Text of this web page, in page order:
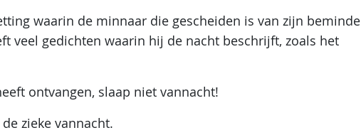
waarin de minnaar die gescheiden is van zijn beminde
veel gedichten waarin hij de nacht beschrijft, zoals het
ontvangen, slaap niet vannacht!
zieke vannacht.